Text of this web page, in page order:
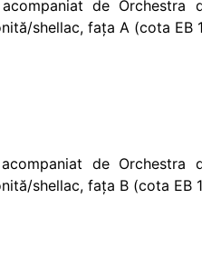
de Orchestra
shellac, fața A (cota EB
de Orchestra
shellac, fața B (cota EB